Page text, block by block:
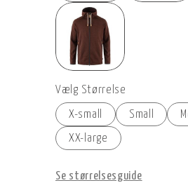
Vælg Størrelse
X-small Small
XX-large
Se størrelsesguide